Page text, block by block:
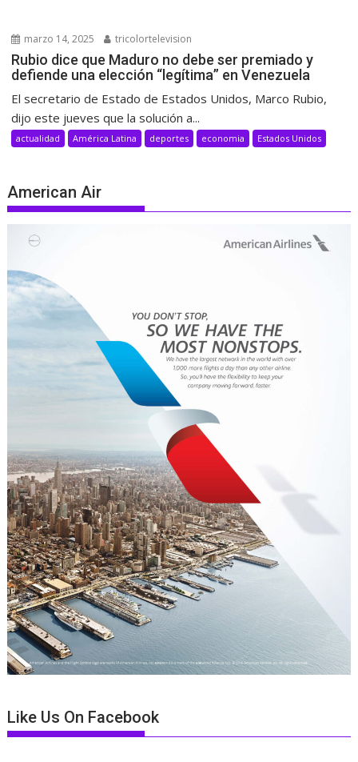
marzo 14, 2025 tricolortelevision
Rubio dice que Maduro no debe ser premiado y
defiende una elección “legítima” en Venezuela
El secretario de Estado de Estados Unidos, Marco Rubio,
dijo este jueves que la solución a...
actualidad América Latina deportes economia Estados Unidos
American Air
Like Us On Facebook